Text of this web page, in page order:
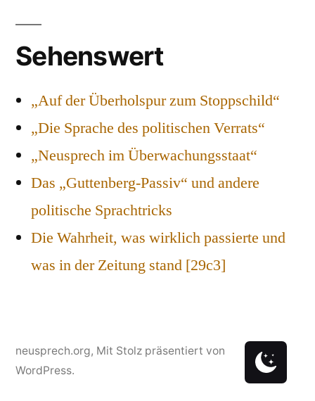
Sehenswert
„Auf der Überholspur zum Stoppschild“
„Die Sprache des politischen Verrats“
„Neusprech im Überwachungsstaat“
Das „Guttenberg-Passiv“ und andere
politische Sprachtricks
Die Wahrheit, was wirklich passierte und
was in der Zeitung stand [29c3]
neusprech.org, Mit Stolz präsentiert von
WordPress.